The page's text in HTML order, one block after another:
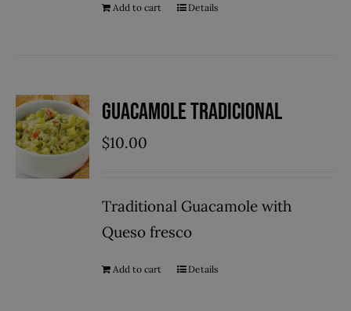
Add to cart Details
Guacamole Tradicional
$10.00
Traditional Guacamole with
Queso fresco
Add to cart Details